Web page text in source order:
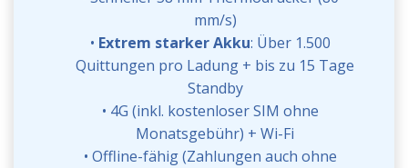
mm/s)
Extrem starker Akku: Über 1.500
Quittungen pro Ladung + bis zu 15 Tage
Standby
4G (inkl. kostenloser SIM ohne
Monatsgebühr) + Wi-Fi
Offline-fähig (Zahlungen auch ohne